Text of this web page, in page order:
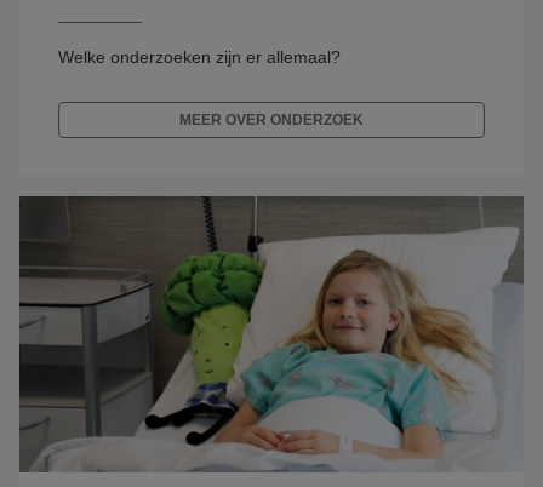
Welke onderzoeken zijn er allemaal?
MEER OVER ONDERZOEK